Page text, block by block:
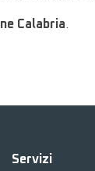
Calabria
Servizi